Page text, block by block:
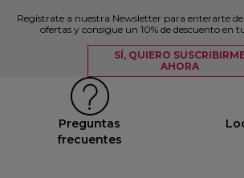
Regístrate a nuestra Newsletter para enterarte de
ofertas y consigue un 10% de descuento en
SÍ, QUIERO
AHORA
Preguntas
frecuentes